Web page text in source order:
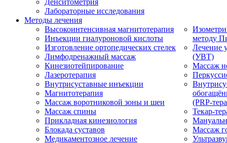
Денситометрия
Лабораторные исследования
Методы лечения
Высокоинтенсивная магнитотерапия
Инъекции гиалуроновой кислоты
Изготовление ортопедических стелек
Лимфодренажный массаж
Кинезиотейпирование
Лазеротерапия
Внутрисуставные инъекции
Магнитотерапия
Массаж воротниковой зоны и шеи
Массаж спины
Прикладная кинезиология
Блокада суставов
Медикаментозное лечение
методу
Лечение
(УВТ)
Массаж
(PRP-
Текар-
Массаж